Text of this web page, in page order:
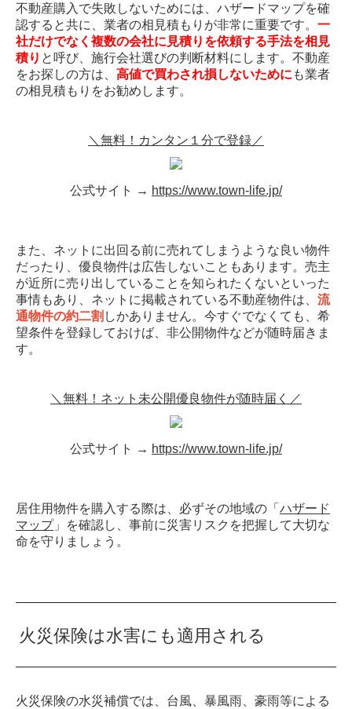
不動産購入で失敗しないためには、ハザードマップを確
認すると共に、業者の相見積もりが非常に重要です。 一
社だけでなく複数の会社に見積りを依頼する手法を相見
積り と呼び、施行会社選びの判断材料にします。不動産
をお探しの方は、 高値で買わされ損しないために も業者
の相見積もりをお勧めします。
＼無料！カンタン１分で登録／
公式サイト → https://www.town-life.jp/
また、ネットに出回る前に売れてしまうような良い物件
だったり、優良物件は広告しないこともあります。売主
が近所に売り出していることを知られたくないといった
事情もあり、ネットに掲載されている不動産物件は、 流
通物件の約二割 しかありません。今すぐでなくても、希
望条件を登録しておけば、非公開物件などが随時届きま
す。
＼無料！ネット未公開優良物件が随時届く／
公式サイト → https://www.town-life.jp/
居住用物件を購入する際は、必ずその地域の「 ハザード
マップ」を確認し、事前に災害リスクを把握して大切な
命を守りましょう。
火災保険は水害にも適用される
火災保険の水災補償では、台風、暴風雨、豪雨等による